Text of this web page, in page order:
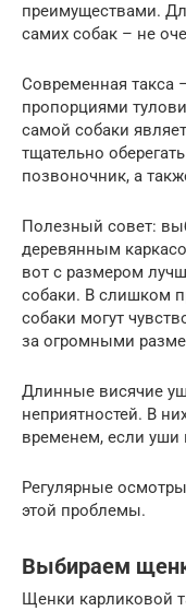
преимуществами.
самих собак – не
Современная такса
пропорциями
самой собаки
тщательно
позвоночник, а
Полезный совет:
деревянным
вот с размером
собаки. В слишком
собаки могут
за огромными
Длинные висячие
неприятностей. В
временем, если уши
Регулярные
этой проблемы.
Выбираем
Щенки карликовой